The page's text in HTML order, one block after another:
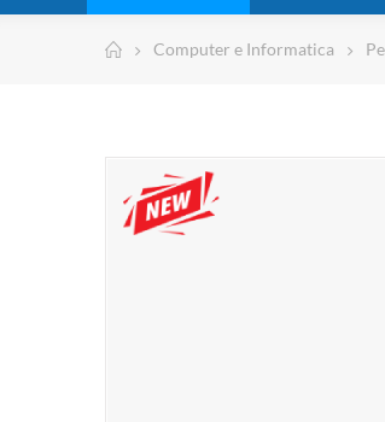
Computer e Informatica